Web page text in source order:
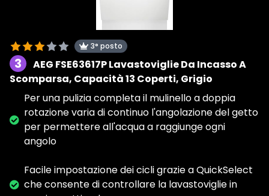
3° posto
3
AEG FSE63617P Lavastoviglie Da Incasso A
Scomparsa, Capacità 13 Coperti, Grigio
Per una pulizia completa il mulinello a doppia
rotazione varia di continuo l'angolazione del getto
per permettere all'acqua a raggiunge ogni
angolo
Facile impostazione dei cicli grazie a QuickSelect
che consente di controllare la lavastoviglie in